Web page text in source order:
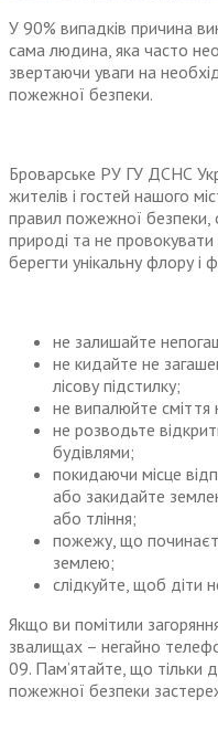
У 90% випадків причина
сама людина, яка часто
звертаючи уваги на
пожежної безпеки.
Броварське РУ ГУ ДСНС
жителів і гостей нашого
правил пожежної безпеки,
природі та не
берегти унікальну флору і
не залишайте
не кидайте не
лісову підстилку;
не випалюйте сміття
не розводьте
будівлями;
покидаючи місце
або закидайте
або тління;
пожежу, що
землею;
слідкуйте, щоб діти
Якщо ви помітили
звалищах – негайно
09. Пам’ятайте, що тільки
пожежної безпеки